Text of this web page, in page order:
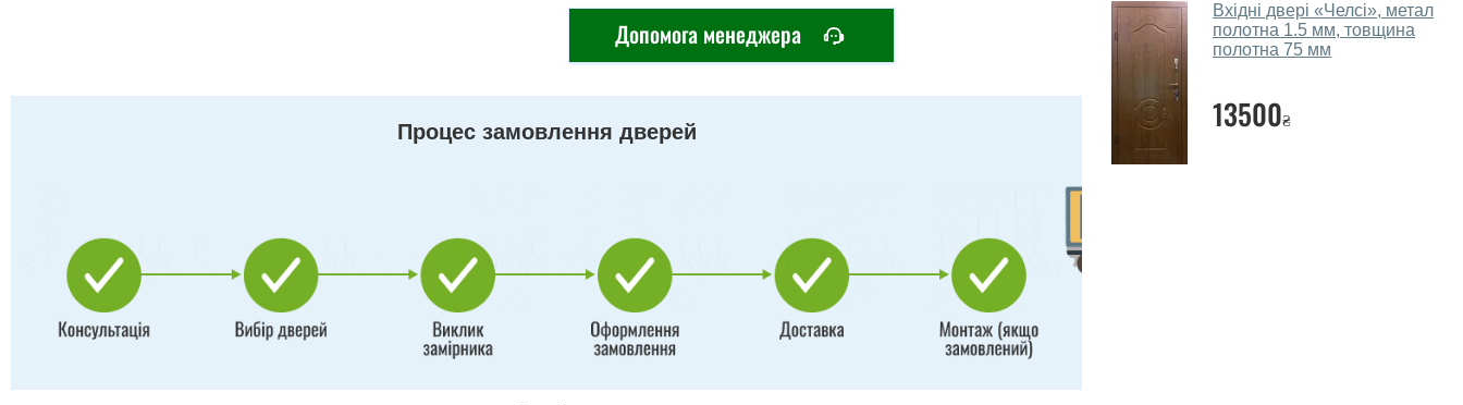
Допомога менеджера
Процес замовлення дверей
Вхідні двері «Челсі», метал
полотна 1.5 мм, товщина
полотна 75 мм
13500₴